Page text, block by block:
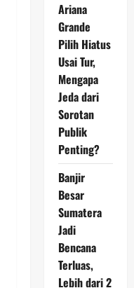
Ariana
Grande
Pilih Hiatus
Usai Tur,
Mengapa
Jeda dari
Sorotan
Publik
Penting?
Banjir
Besar
Sumatera
Jadi
Bencana
Terluas,
Lebih dari 2